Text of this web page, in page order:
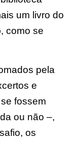
um livro do
como se
pela
e
fossem
ou não –,
os